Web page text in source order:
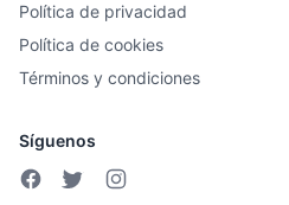
Política de privacidad
Política de cookies
Términos y condiciones
Síguenos